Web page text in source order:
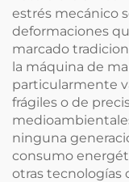
estrés mecánico
deformaciones
marcado
la máquina de
particularmente
frágiles o de
ninguna
consumo
otras tecnologías